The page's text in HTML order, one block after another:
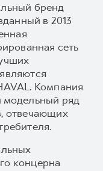
бренд
в 2013
сеть
Компания
модельный ряд
отвечающих
концерна